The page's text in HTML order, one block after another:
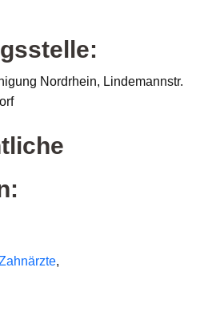
Nordrhein, Lindemannstr.
,